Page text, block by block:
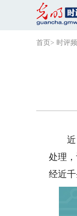
首页 > 时评
近日
处理
经近